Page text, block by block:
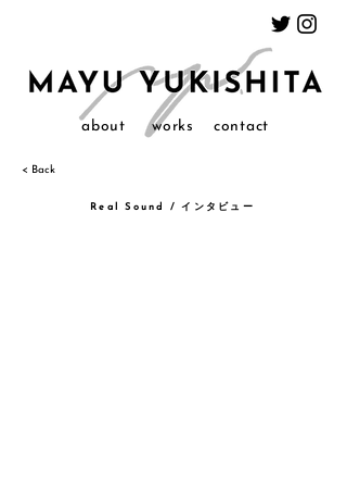
about works contact
< Back
Real Sound / インタビュー